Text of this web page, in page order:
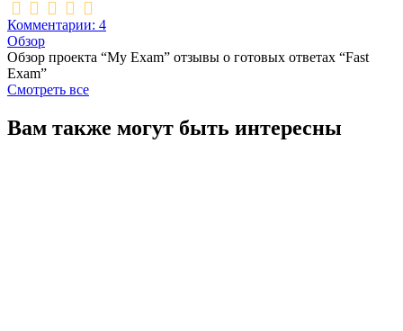
Комментарии: 4
Обзор
Обзор проекта “My Exam” отзывы о готовых ответах “Fast
Exam”
Смотреть все
Вам также могут быть интересны